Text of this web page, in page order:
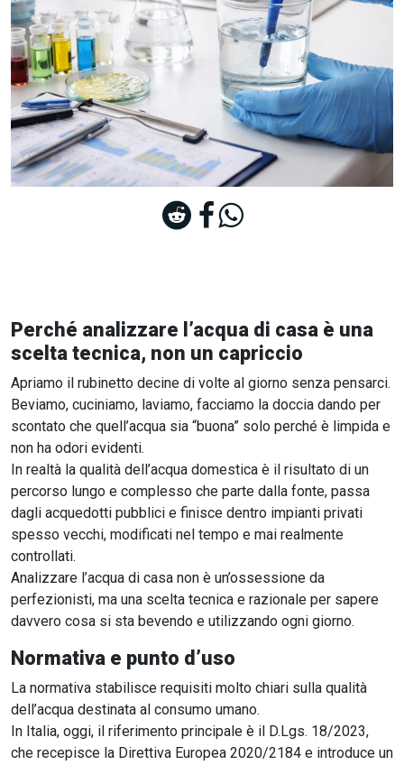
Perché analizzare l’acqua di casa è una
scelta tecnica, non un capriccio
Apriamo il rubinetto decine di volte al giorno senza pensarci.
Beviamo, cuciniamo, laviamo, facciamo la doccia dando per
scontato che quell’acqua sia “buona” solo perché è limpida e
non ha odori evidenti.
In realtà la qualità dell’acqua domestica è il risultato di un
percorso lungo e complesso che parte dalla fonte, passa
dagli acquedotti pubblici e finisce dentro impianti privati
spesso vecchi, modificati nel tempo e mai realmente
controllati.
Analizzare l’acqua di casa non è un’ossessione da
perfezionisti, ma una scelta tecnica e razionale per sapere
davvero cosa si sta bevendo e utilizzando ogni giorno.
Normativa e punto d’uso
La normativa stabilisce requisiti molto chiari sulla qualità
dell’acqua destinata al consumo umano.
In Italia, oggi, il riferimento principale è il D.Lgs. 18/2023,
che recepisce la Direttiva Europea 2020/2184 e introduce un